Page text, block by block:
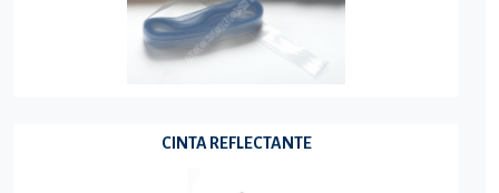
CINTA REFLECTANTE